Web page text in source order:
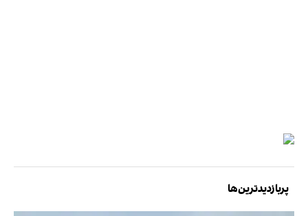
پربازدیدترین‌ها